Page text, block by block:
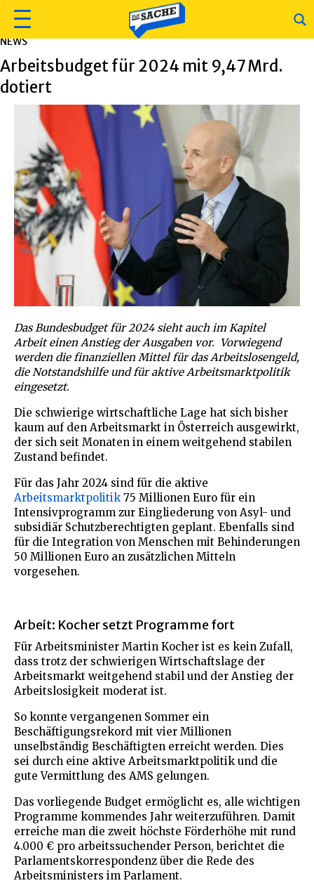
NEWS
Arbeitsbudget für 2024 mit 9,47 Mrd.
dotiert
Das Bundesbudget für 2024 sieht auch im Kapitel
Arbeit einen Anstieg der Ausgaben vor. Vorwiegend
werden die finanziellen Mittel für das Arbeitslosengeld,
die Notstandshilfe und für aktive Arbeitsmarktpolitik
eingesetzt.
Die schwierige wirtschaftliche Lage hat sich bisher
kaum auf den Arbeitsmarkt in Österreich ausgewirkt,
der sich seit Monaten in einem weitgehend stabilen
Zustand befindet.
Für das Jahr 2024 sind für die aktive
Arbeitsmarktpolitik 75 Millionen Euro für ein
Intensivprogramm zur Eingliederung von Asyl- und
subsidiär Schutzberechtigten geplant. Ebenfalls sind
für die Integration von Menschen mit Behinderungen
50 Millionen Euro an zusätzlichen Mitteln
vorgesehen.
Arbeit: Kocher setzt Programme fort
Für Arbeitsminister Martin Kocher ist es kein Zufall,
dass trotz der schwierigen Wirtschaftslage der
Arbeitsmarkt weitgehend stabil und der Anstieg der
Arbeitslosigkeit moderat ist.
So konnte vergangenen Sommer ein
Beschäftigungsrekord mit vier Millionen
unselbständig Beschäftigten erreicht werden. Dies
sei durch eine aktive Arbeitsmarktpolitik und die
gute Vermittlung des AMS gelungen.
Das vorliegende Budget ermöglicht es, alle wichtigen
Programme kommendes Jahr weiterzuführen. Damit
erreiche man die zweit höchste Förderhöhe mit rund
4.000 € pro arbeitssuchender Person, berichtet die
Parlamentskorrespondenz über die Rede des
Arbeitsministers im Parlament.